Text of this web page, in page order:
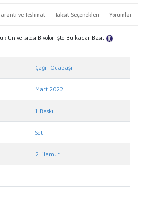
ve Teslimat Taksit Seçenekleri Yorumlar
Üniversitesi Biyoloji İşte Bu kadar Basit!
Çağrı Odabaşı
Mart 2022
1. Baskı
Set
2. Hamur